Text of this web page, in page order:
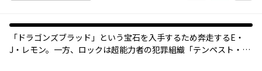
「ドラゴンズブラッド」という宝石を入手するため奔走するE・
J・レモン。一方、ロックは超能力者の犯罪組織「テンペスト・ク